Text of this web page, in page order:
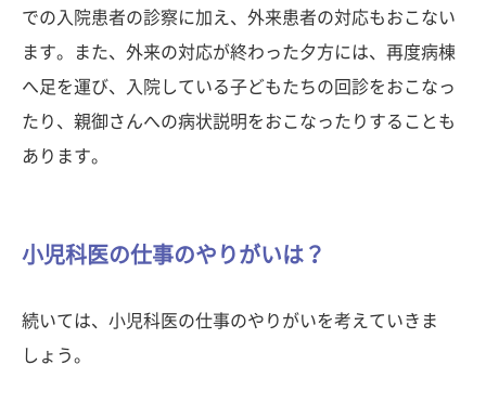
での入院患者の診察に加え、外来患者の対応もおこない
ます。また、外来の対応が終わった夕方には、再度病棟
へ足を運び、入院している子どもたちの回診をおこなっ
たり、親御さんへの病状説明をおこなったりすることも
あります。
小児科医の仕事のやりがいは？
続いては、小児科医の仕事のやりがいを考えていきま
しょう。